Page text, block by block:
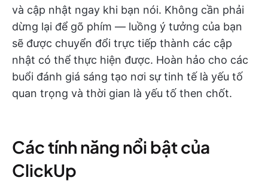
và cập nhật ngay khi bạn nói. Không cần phải
dừng lại để gõ phím — luồng ý tưởng của bạn
sẽ được chuyển đổi trực tiếp thành các cập
nhật có thể thực hiện được. Hoàn hảo cho các
buổi đánh giá sáng tạo nơi sự tinh tế là yếu tố
quan trọng và thời gian là yếu tố then chốt.
Các tính năng nổi bật của
ClickUp